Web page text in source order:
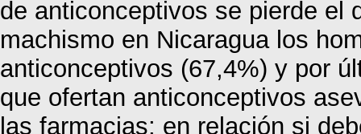
de anticonceptivos se pierde el
machismo en Nicaragua los
anticonceptivos (67,4%) y por
que ofertan anticonceptivos
las farmacias; en relación si